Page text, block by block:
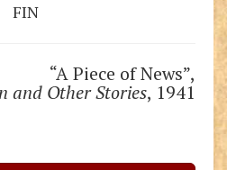
FIN
“A Piece of News”,
and Other Stories, 1941